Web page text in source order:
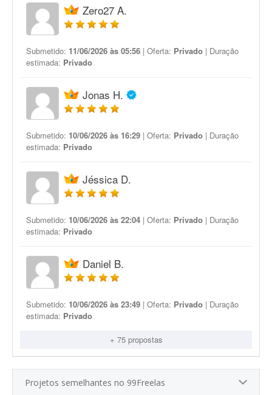
Zero27 A.
Submetido: 11/06/2026 às 05:56 | Oferta: Privado | Duração
estimada: Privado
Jonas H.
Submetido: 10/06/2026 às 16:29 | Oferta: Privado | Duração
estimada: Privado
Jéssica D.
Submetido: 10/06/2026 às 22:04 | Oferta: Privado | Duração
estimada: Privado
Daniel B.
Submetido: 10/06/2026 às 23:49 | Oferta: Privado | Duração
estimada: Privado
+ 75 propostas
Projetos semelhantes no 99Freelas